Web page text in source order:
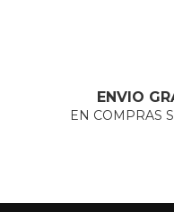
ENVIO
EN COMPRAS